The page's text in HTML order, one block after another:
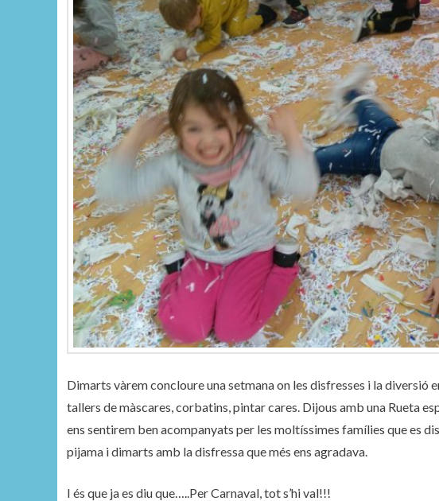
Dimarts vàrem concloure una setmana on les disfresses i la diversió
tallers de màscares, corbatins, pintar cares. Dijous amb una Rueta
ens sentirem ben acompanyats per les moltíssimes famílies que es
pijama i dimarts amb la disfressa que més ens agradava.
I és que ja es diu que…..Per Carnaval, tot s’hi val!!!